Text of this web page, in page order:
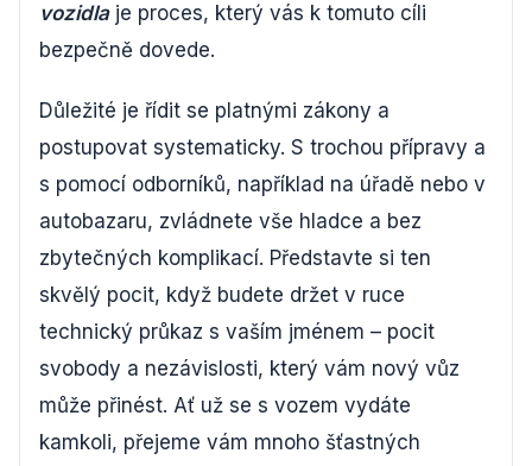
vozidlaje proces, který vás k tomuto cíli
bezpečně dovede.
Důležité je řídit se platnými zákony a
postupovat systematicky. S trochou přípravy a
s pomocí odborníků, například na úřadě nebo v
autobazaru, zvládnete vše hladce a bez
zbytečných komplikací. Představte si ten
skvělý pocit, když budete držet v ruce
technický průkaz s vaším jménem – pocit
svobody a nezávislosti, který vám nový vůz
může přinést. Ať už se s vozem vydáte
kamkoli, přejeme vám mnoho šťastných